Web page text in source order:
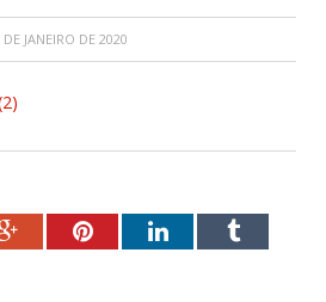
JANEIRO DE 2020
Google+PinterestLinkedInTumblr